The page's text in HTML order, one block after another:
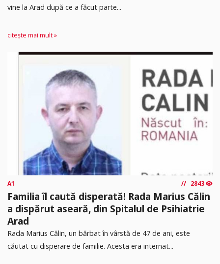
vine la Arad după ce a făcut parte...
citește mai mult »
A1 2843
Familia îl caută disperată! Rada Marius Călin
a dispărut aseară, din Spitalul de Psihiatrie
Arad
Rada Marius Călin, un bărbat în vârstă de 47 de ani, este
căutat cu disperare de familie. Acesta era internat...